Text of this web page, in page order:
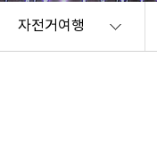
자전거여행